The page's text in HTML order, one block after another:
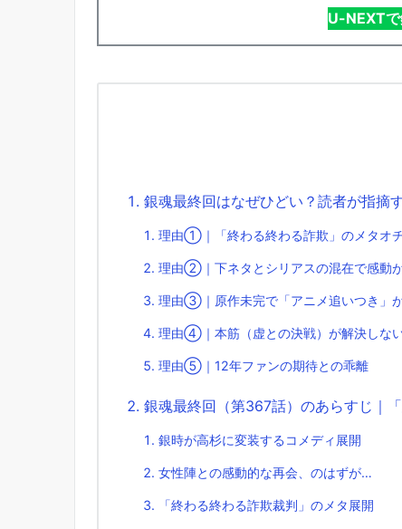
U-NEXT
銀魂最終回はなぜひどい？読者が指摘
理由①｜「終わる終わる詐欺」のメタオ
理由②｜下ネタとシリアスの混在で感動
理由③｜原作未完で「アニメ追いつき」
理由④｜本筋（虚との決戦）が解決しな
理由⑤｜12年ファンの期待との乖離
銀魂最終回（第367話）のあらすじ｜
銀時が高杉に変装するコメディ展開
女性陣との感動的な再会、のはずが…
「終わる終わる詐欺裁判」のメタ展開